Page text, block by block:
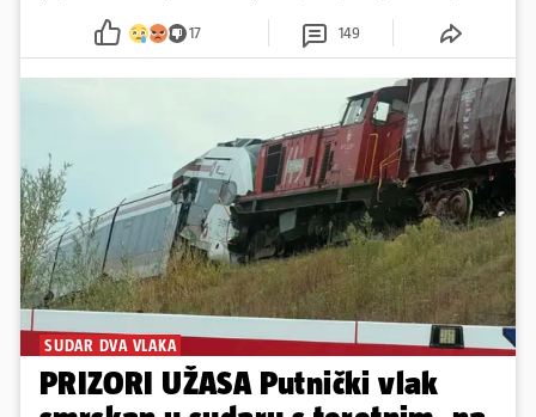
17 149
SUDAR DVA VLAKA
PRIZORI UŽASA Putnički vlak